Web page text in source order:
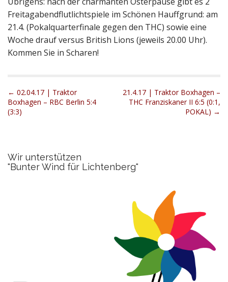
Freitagabendflutlichtspiele im Schönen Hauffgrund: am
21.4. (Pokalquarterfinale gegen den THC) sowie eine
Woche drauf versus British Lions (jeweils 20.00 Uhr).
Kommen Sie in Scharen!
P
o
s
a
v
← 02.04.17 | Traktor
Boxhagen – RBC Berlin 5:4
(3:3)
21.4.17 | Traktor Boxhagen –
THC Franziskaner II 6:5 (0:1,
POKAL) →
Wir unterstützen
"Bunter Wind für Lichtenberg"